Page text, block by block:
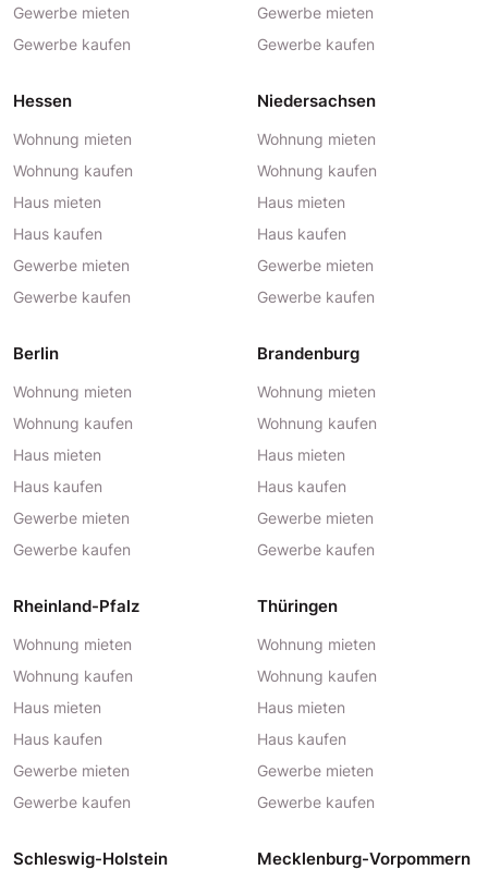
Gewerbe mieten
Gewerbe kaufen
Gewerbe mieten
Gewerbe kaufen
Hessen
Wohnung mieten
Wohnung kaufen
Haus mieten
Haus kaufen
Gewerbe mieten
Gewerbe kaufen
Niedersachsen
Wohnung mieten
Wohnung kaufen
Haus mieten
Haus kaufen
Gewerbe mieten
Gewerbe kaufen
Berlin
Wohnung mieten
Wohnung kaufen
Haus mieten
Haus kaufen
Gewerbe mieten
Gewerbe kaufen
Brandenburg
Wohnung mieten
Wohnung kaufen
Haus mieten
Haus kaufen
Gewerbe mieten
Gewerbe kaufen
Rheinland-Pfalz
Wohnung mieten
Wohnung kaufen
Haus mieten
Haus kaufen
Gewerbe mieten
Gewerbe kaufen
Thüringen
Wohnung mieten
Wohnung kaufen
Haus mieten
Haus kaufen
Gewerbe mieten
Gewerbe kaufen
Schleswig-Holstein Mecklenburg-Vorpommern